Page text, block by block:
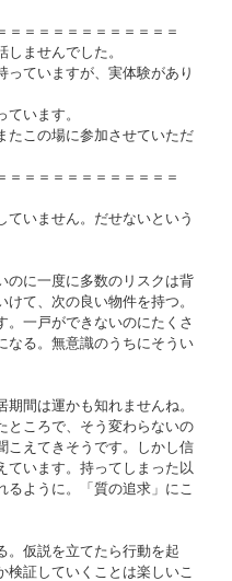
＝＝＝＝＝＝＝＝＝＝＝＝
ませんでした。
ていますが、実体験があり
います。
たこの場に参加させていただ
＝＝＝＝＝＝＝＝＝＝＝＝
ていません。だせないという
のに一度に多数のリスクは背
て、次の良い物件を持つ。
一戸ができないのにたくさ
なる。無意識のうちにそうい
間は運かも知れませんね。
ところで、そう変わらないの
こえてきそうです。しかし信
ています。持ってしまった以
ように。「質の追求」にこ
。仮説を立てたら行動を起
証していくことは楽しいこ